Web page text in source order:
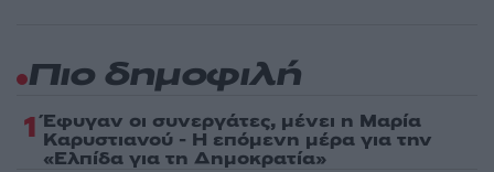
Πιο δημοφιλή
1 Έφυγαν οι συνεργάτες, μένει η Μαρία
Καρυστιανού - Η επόμενη μέρα για την
«Ελπίδα για τη Δημοκρατία»